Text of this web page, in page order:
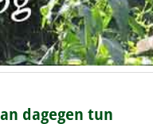
dagegen tun